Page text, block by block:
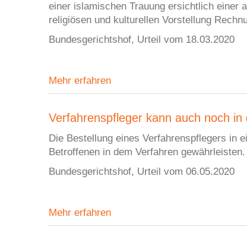
einer islamischen Trauung ersichtlich einer
religiösen und kulturellen Vorstellung
Bundesgerichtshof, Urteil vom 18.03.2020
Mehr erfahren
Verfahrenspfleger kann auch noch
Die Bestellung eines Verfahrenspflegers in
Betroffenen in dem Verfahren gewährleisten.
Bundesgerichtshof, Urteil vom 06.05.2020
Mehr erfahren